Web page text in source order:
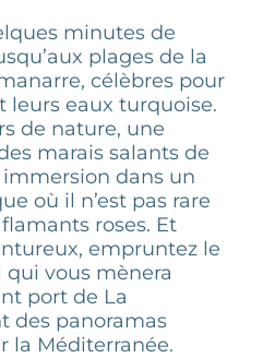
minutes de
plages de la
célèbres pour
leurs eaux turquoise.
de nature, une
marais salants de
dans un
où il n’est pas rare
roses. Et
empruntez le
vous mènera
port de La
des panoramas
la Méditerranée.